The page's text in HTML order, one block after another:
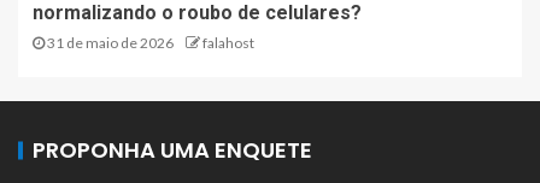
normalizando o roubo de celulares?
31 de maio de 2026 falahost
PROPONHA UMA ENQUETE